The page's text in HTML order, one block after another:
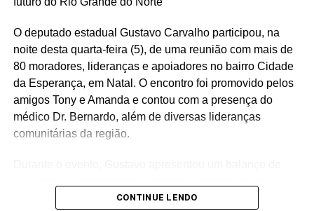
O deputado estadual Gustavo Carvalho participou, na
noite desta quarta-feira (5), de uma reunião com mais de
80 moradores, lideranças e apoiadores no bairro Cidade
da Esperança, em Natal. O encontro foi promovido pelos
amigos Tony e Amanda e contou com a presença do
médico Dr. Bernardo, além de diversas lideranças
comunitárias da região.
autoria que foram aprovados pela Assembleia Legislativa
CONTINUE LENDO